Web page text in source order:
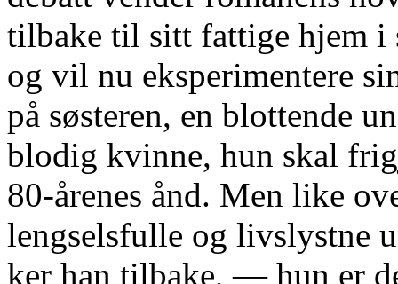
tilbake til sitt fattige hjem i
og vil nu eksperimentere
på søsteren, en blottende
blodig kvinne, hun skal
80-årenes ånd. Men like
lengselsfulle og livslystne
ker han tilbake, — hun er